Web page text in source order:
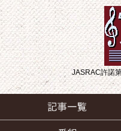
JASRAC許諾